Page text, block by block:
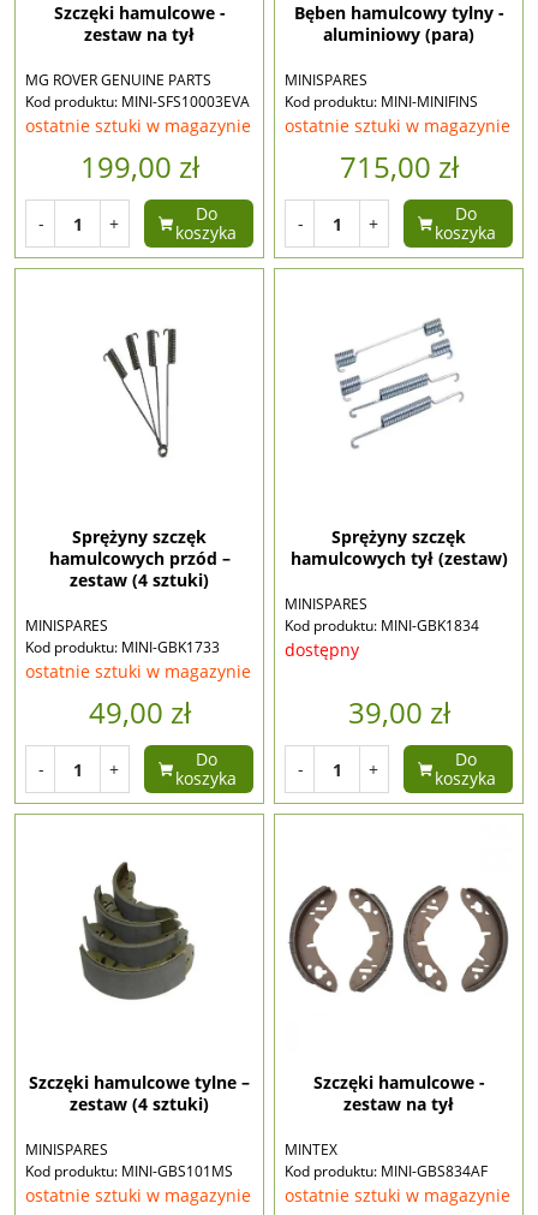
Szczęki hamulcowe -
zestaw na tył
MG ROVER GENUINE PARTS
Kod produktu: MINI-SFS10003EVA
ostatnie sztuki w magazynie
199,00 zł
- +
Do
koszyka
Bęben hamulcowy tylny -
aluminiowy (para)
MINISPARES
Kod produktu: MINI-MINIFINS
ostatnie sztuki w magazynie
715,00 zł
- +
Do
koszyka
Sprężyny szczęk
hamulcowych przód –
zestaw (4 sztuki)
MINISPARES
Kod produktu: MINI-GBK1733
ostatnie sztuki w magazynie
49,00 zł
- +
Do
koszyka
Sprężyny szczęk
hamulcowych tył (zestaw)
MINISPARES
Kod produktu: MINI-GBK1834
dostępny
39,00 zł
- +
Do
koszyka
Szczęki hamulcowe tylne –
zestaw (4 sztuki)
MINISPARES
Kod produktu: MINI-GBS101MS
ostatnie sztuki w magazynie
Szczęki hamulcowe -
zestaw na tył
MINTEX
Kod produktu: MINI-GBS834AF
ostatnie sztuki w magazynie